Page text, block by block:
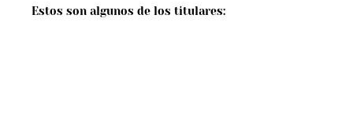
Estos son algunos de los titulares: